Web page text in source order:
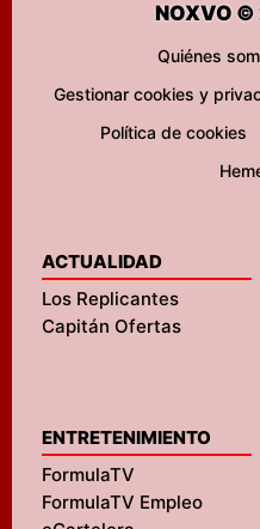
NOXVO ©
Quiénes
Gestionar cookies y
Política de cookies
ACTUALIDAD
Los Replicantes
Capitán Ofertas
ENTRETENIMIENTO
FormulaTV
FormulaTV Empleo